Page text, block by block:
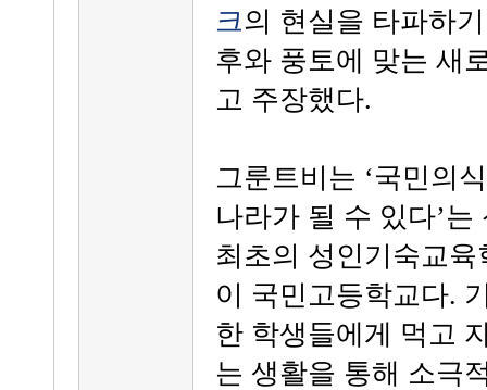
크의 현실을 타파하
후와 풍토에 맞는 새
고 주장했다.
그룬트비는 ‘국민의
나라가 될 수 있다’
최초의 성인기숙교
이 국민고등학교다.
한 학생들에게 먹고
는 생활을 통해 소극